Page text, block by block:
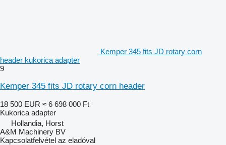
Kemper 345 fits JD rotary corn
header kukorica adapter
9
Kemper 345 fits JD rotary corn header
18 500 EUR ≈ 6 698 000 Ft
Kukorica adapter
Hollandia, Horst
A&M Machinery BV
Kapcsolatfelvétel az eladóval